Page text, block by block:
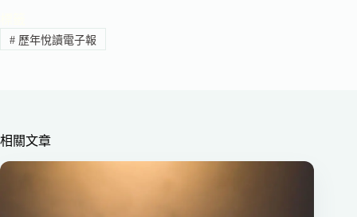
#歷年悅讀電子報
相關文章